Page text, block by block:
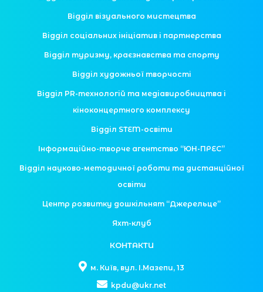
Відділ візуального мистецтва
Відділ соціальних ініціатив і партнерства
Відділ туризму, краєзнавства та спорту
Відділ художньої творчості
Відділ PR-технологій та медіавиробництва і
кіноконцертного комплексу
Відділ STEM-освіти
Інформаційно-творче агентство “ЮН-ПРЕС”
Відділ науково-методичної роботи та дистанційної
освіти
Центр розвитку дошкільнят “Джерельце”
Яхт-клуб
КОНТАКТИ
м. Київ, вул. І.Мазепи, 13
kpdu@ukr.net